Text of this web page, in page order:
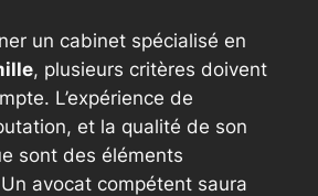
un cabinet spécialisé en
, plusieurs critères doivent
L’expérience de
et la qualité de son
sont des éléments
avocat compétent saura